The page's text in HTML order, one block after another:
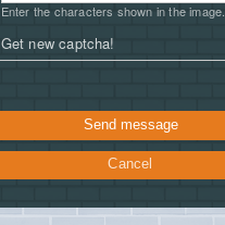
Enter the characters shown in the image.
Get new captcha!
Cancel